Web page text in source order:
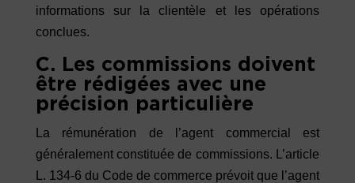
informations sur la clientèle et les opérations
conclues.
C. Les commissions doivent
être rédigées avec une
précision particulière
La rémunération de l’agent commercial est
généralement constituée de commissions. L’article
L. 134-6 du Code de commerce prévoit que l’agent